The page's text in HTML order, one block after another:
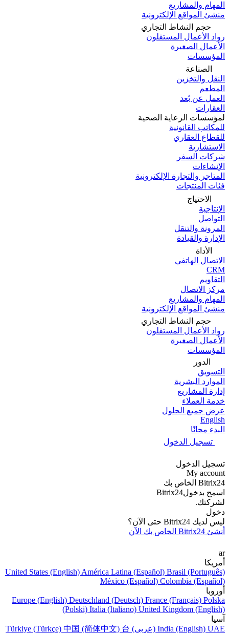
المهام والمشاريع
منشئ المواقع الإلكترونية
حجم النشاط التجاري
رواد الأعمال المستقلون
الأعمال الصغيرة
المؤسسات
الصناعة
النقل والتخزين
المطعم
العمل عن بُعد
العقارات
لمؤسسات الرعاية الصحية
للمكاتب القانونية
للقطاع العقاري
الاستشارية
شركات السفر
الإنشاءات
المتاجر والتجارة الإلكترونية
فئات المنتجات
الاحتياج
الإنتاجية
التواصل
المرونة والتنقل
الإدارة والقيادة
الأداة
الاتصال الهاتفي
CRM
التقاويم
مركز الاتصال
المهام والمشاريع
منشئ المواقع الإلكترونية
حجم النشاط التجاري
رواد الأعمال المستقلون
الأعمال الصغيرة
المؤسسات
الدور
التسويق
الموارد البشرية
إدارة المشاريع
خدمة العملاء
عرض جميع الحلول
English
البدء مجانًا
تسجيل الدخول
تسجيل الدخول
My account
Bitrix24 الخاص بك
اسمح بدخولBitrix24
لشركتك.
دخول
ليس لديك Bitrix24 حتى الآن؟
أنشئ Bitrix24 الخاص بك الآن
ar
أمريكا
United States (English) América Latina (Español) Brasil (Português)
México (Español) Colombia (Español)
أوروبا
Europe (English) Deutschland (Deutsch) France (Français) Polska
(Polski) Italia (Italiano) United Kingdom (English)
آسيا
India (English) UAE (عربي) Türkiye (Türkçe) 中国 (简体中文) 台